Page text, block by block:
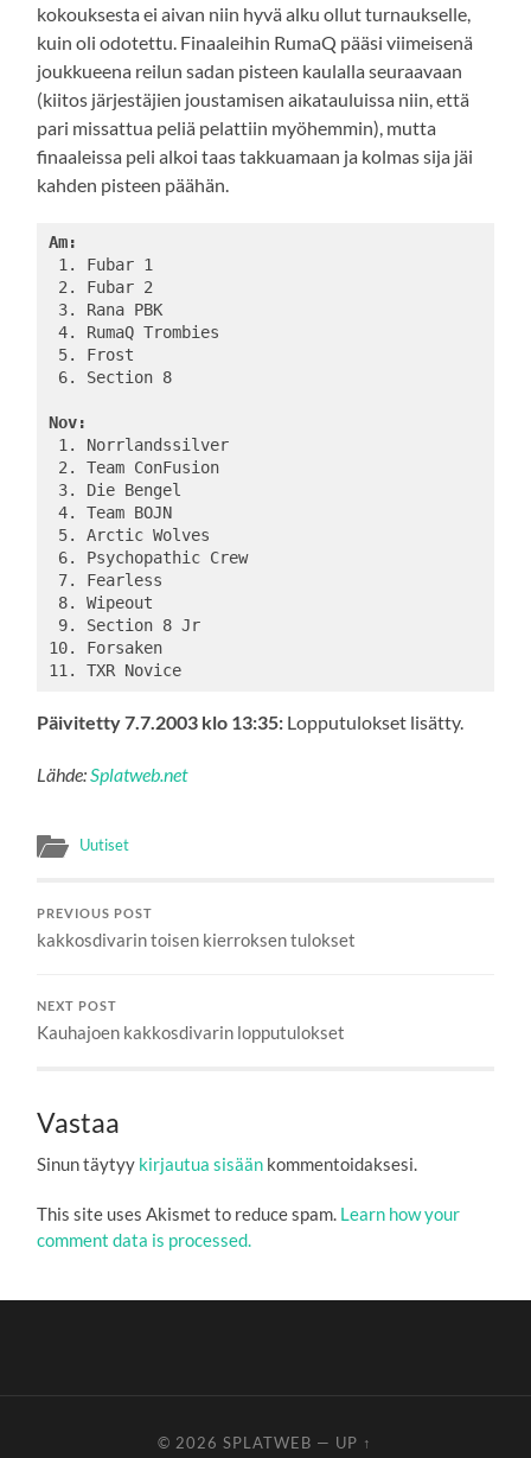
kokouksesta ei aivan niin hyvä alku ollut turnaukselle,
kuin oli odotettu. Finaaleihin RumaQ pääsi viimeisenä
joukkueena reilun sadan pisteen kaulalla seuraavaan
(kiitos järjestäjien joustamisen aikatauluissa niin, että
pari missattua peliä pelattiin myöhemmin), mutta
finaaleissa peli alkoi taas takkuamaan ja kolmas sija jäi
kahden pisteen päähän.
Am:
Nov:
10. Forsaken
11. TXR Novice
Päivitetty 7.7.2003 klo 13:35: Lopputulokset lisätty.
Lähde: Splatweb.net
Uutiset
PREVIOUS POST
kakkosdivarin toisen kierroksen tulokset
NEXT POST
Kauhajoen kakkosdivarin lopputulokset
Vastaa
Sinun täytyy kirjautua sisään kommentoidaksesi.
This site uses Akismet to reduce spam. Learn how your
comment data is processed.
© 2026SPLATWEB — UP ↑